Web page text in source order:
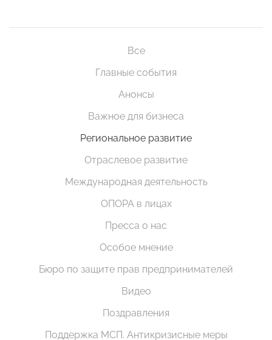
Все
Главные события
Анонсы
Важное для бизнеса
Региональное развитие
Отраслевое развитие
Международная деятельность
ОПОРА в лицах
Пресса о нас
Особое мнение
Бюро по защите прав предпринимателей
Видео
Поздравления
Поддержка МСП. Антикризисные меры